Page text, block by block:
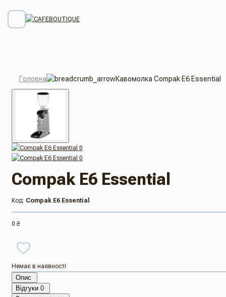
Головна Кавомолка Compak E6 Essential
Compak E6 Essential
Код: Compak E6 Essential
0 ₴
Немає в наявності
Опис
Відгуки 0